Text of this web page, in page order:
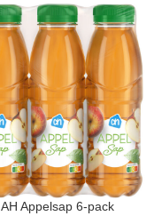
AH Appelsap 6-pack